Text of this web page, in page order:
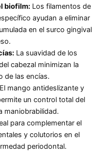
biofilm:Los filamentos de
ayudan a eliminar
en el surco gingival
La suavidad de los
cabezal minimizan la
de las encías.
mango antideslizante y
un control total del
maniobrabilidad.
para complementar el
y colutorios en el
periodontal.